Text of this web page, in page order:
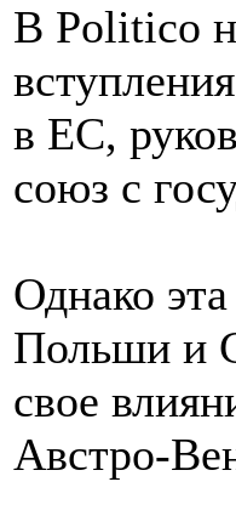
В Politico
в ЕС,
союз с
Однако
Польши и
свое
Австро-